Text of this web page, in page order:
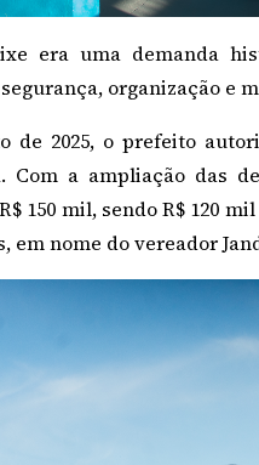
era uma demanda
organização e
de 2025, o prefeito
Com a ampliação das
150 mil, sendo R$ 120
em nome do vereador